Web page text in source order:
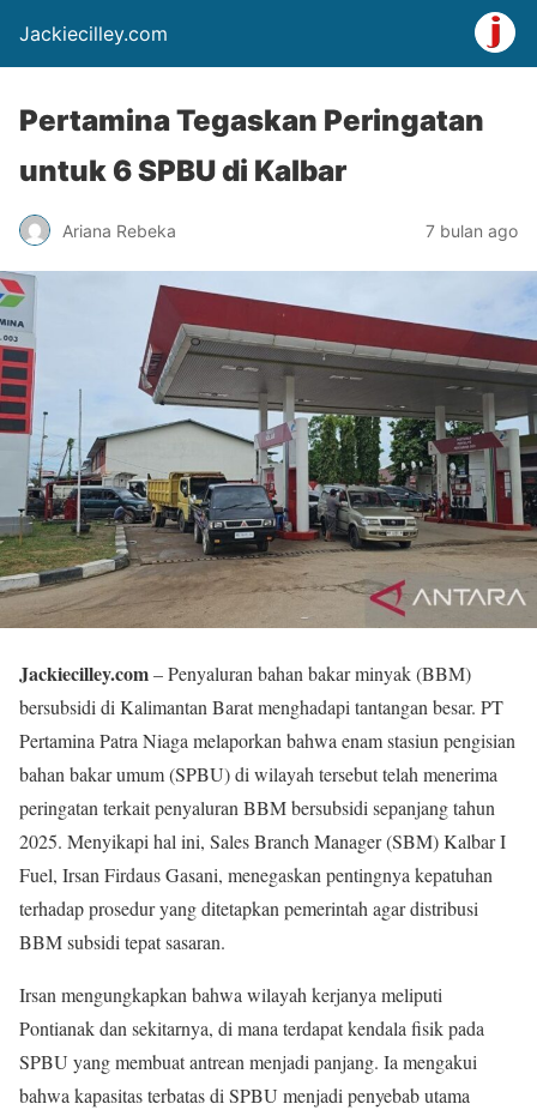
Jackiecilley.com
Pertamina Tegaskan Peringatan
untuk 6 SPBU di Kalbar
Ariana Rebeka 7 bulan ago
Jackiecilley.com– Penyaluran bahan bakar minyak (BBM)
bersubsidi di Kalimantan Barat menghadapi tantangan besar. PT
Pertamina Patra Niaga melaporkan bahwa enam stasiun pengisian
bahan bakar umum (SPBU) di wilayah tersebut telah menerima
peringatan terkait penyaluran BBM bersubsidi sepanjang tahun
2025. Menyikapi hal ini, Sales Branch Manager (SBM) Kalbar I
Fuel, Irsan Firdaus Gasani, menegaskan pentingnya kepatuhan
terhadap prosedur yang ditetapkan pemerintah agar distribusi
BBM subsidi tepat sasaran.
Irsan mengungkapkan bahwa wilayah kerjanya meliputi
Pontianak dan sekitarnya, di mana terdapat kendala fisik pada
SPBU yang membuat antrean menjadi panjang. Ia mengakui
bahwa kapasitas terbatas di SPBU menjadi penyebab utama